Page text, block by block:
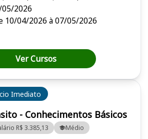
Imediato
- Conhecimentos Básicos
R$ 3.385,13 Médio
2026
10/04/2026 à 07/05/2026
Ver Cursos